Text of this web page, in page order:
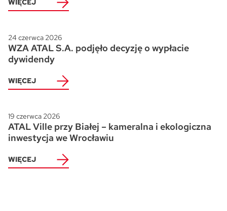
WIĘCEJ
24 czerwca 2026
WZA ATAL S.A. podjęło decyzję o wypłacie
dywidendy
WIĘCEJ
19 czerwca 2026
ATAL Ville przy Białej – kameralna i ekologiczna
inwestycja we Wrocławiu
WIĘCEJ